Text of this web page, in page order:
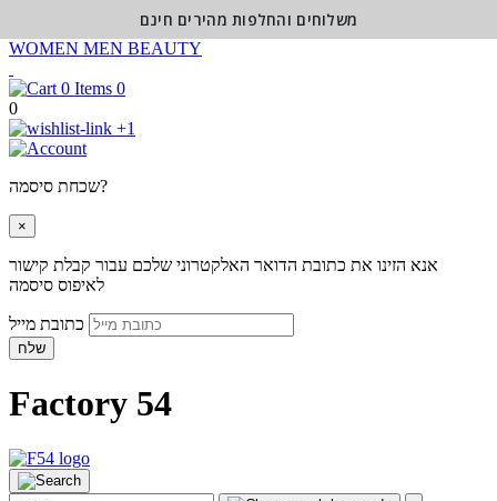
WOMEN MEN BEAUTY
0
0
+1
שכחת סיסמה?
×
אנא הזינו את כתובת הדואר האלקטרוני שלכם עבור קבלת קישור
לאיפוס סיסמה
שלח
Factory 54
משלוחים והחלפות מהירים חינם